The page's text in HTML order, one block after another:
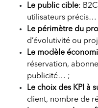
Le public cible:
utilisateurs précis…
Le périmètre du
d’évolutivité ou
Le modèle
réservation,
publicité… ;
Le choix des KPI à
client, nombre de